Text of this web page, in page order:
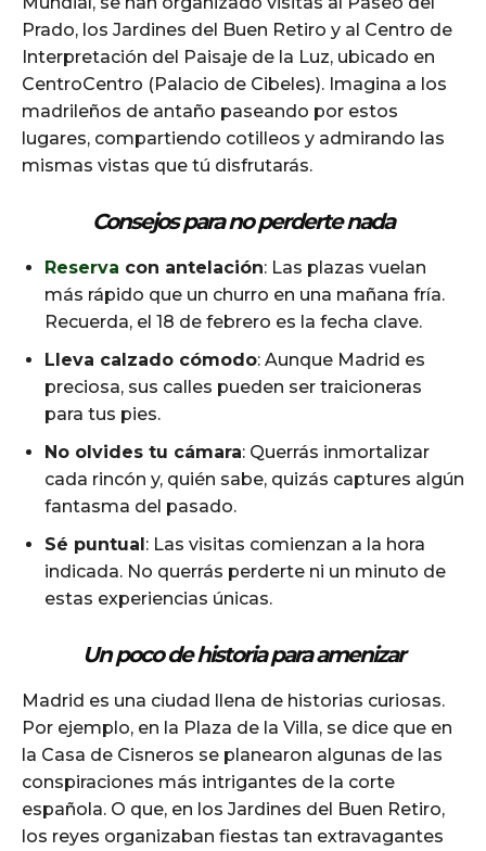
Prado, los Jardines del Buen Retiro y al Centro de
Interpretación del Paisaje de la Luz, ubicado en
CentroCentro (Palacio de Cibeles). Imagina a los
madrileños de antaño paseando por estos
lugares, compartiendo cotilleos y admirando las
mismas vistas que tú disfrutarás.
Consejos para no perderte nada
Reserva con antelación: Las plazas vuelan
más rápido que un churro en una mañana fría.
Recuerda, el 18 de febrero es la fecha clave.
Lleva calzado cómodo: Aunque Madrid es
preciosa, sus calles pueden ser traicioneras
para tus pies.
No olvides tu cámara: Querrás inmortalizar
cada rincón y, quién sabe, quizás captures algún
fantasma del pasado.
Sé puntual: Las visitas comienzan a la hora
indicada. No querrás perderte ni un minuto de
estas experiencias únicas.
Un poco de historia para amenizar
Madrid es una ciudad llena de historias curiosas.
Por ejemplo, en la Plaza de la Villa, se dice que en
la Casa de Cisneros se planearon algunas de las
conspiraciones más intrigantes de la corte
española. O que, en los Jardines del Buen Retiro,
los reyes organizaban fiestas tan extravagantes